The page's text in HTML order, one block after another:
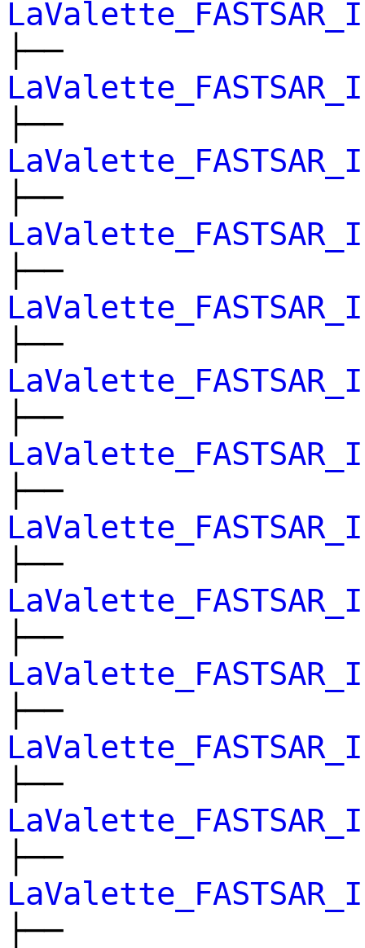
├──
├──
├──
├──
├──
├──
├──
├──
├──
├──
├──
├──
├──